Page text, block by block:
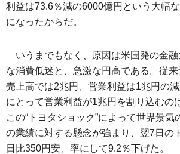
利益は73.6％減の6000億円という大幅
になったからだ。
いうまでもなく、原因は米国発の金
な消費低迷と、急激な円高である。従来
売上高では2兆円、営業利益は1兆円の
にとって営業利益が1兆円を割り込むの
この“トヨタショック”によって世界景気
の業績に対する懸念が強まり、翌7日の
日比350円安、率にして9.2％下げた。